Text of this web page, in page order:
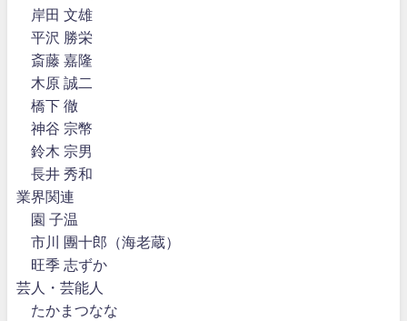
岸田 文雄
平沢 勝栄
斎藤 嘉隆
木原 誠二
橋下 徹
神谷 宗幣
鈴木 宗男
長井 秀和
業界関連
園 子温
市川 團十郎（海老蔵）
旺季 志ずか
芸人・芸能人
たかまつなな